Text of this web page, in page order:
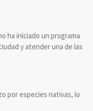
ha iniciado un programa
y atender una de las
por especies nativas, lo